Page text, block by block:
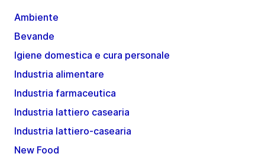
Ambiente
Bevande
Igiene domestica e cura personale
Industria alimentare
Industria farmaceutica
Industria lattiero casearia
Industria lattiero-casearia
New Food